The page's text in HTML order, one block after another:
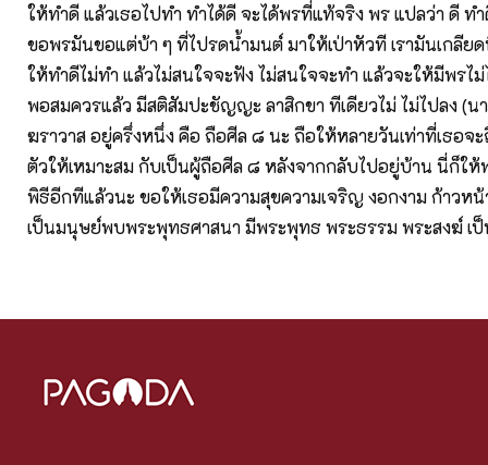
ให้ทำดี แล้วเธอไปทำ ทำได้ดี จะได้พรที่แท้จริง พร แปลว่า ดี ท
ขอพรมันขอแต่บ้า ๆ ที่ไปรดน้ำมนต์ มาให้เป่าหัวที เรามันเกลีย
ให้ทำดีไม่ทำ แล้วไม่สนใจจะฟัง ไม่สนใจจะทำ แล้วจะให้มีพรไม่
พอสมควรแล้ว มีสติสัมปะชัญญะ ลาสิกขา ทีเดียวไม่ ไม่ไปลง (น
ฆราวาส อยู่ครึ่งหนึ่ง คือ ถือศีล ๘ นะ ถือให้หลายวันเท่าที่เธอจ
ตัวให้เหมาะสม กับเป็นผู้ถือศีล ๘ หลังจากกลับไปอยู่บ้าน นี่ก็ให้
พิธีอีกทีแล้วนะ ขอให้เธอมีความสุขความเจริญ งอกงาม ก้าวหน้
เป็นมนุษย์พบพระพุทธศาสนา มีพระพุทธ พระธรรม พระสงฆ์ เ